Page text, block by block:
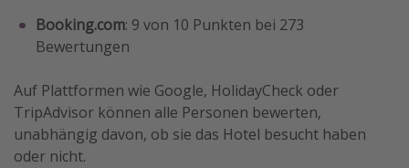
Booking.com: 9 von 10 Punkten bei 273
Bewertungen
Auf Plattformen wie Google, HolidayCheck oder
TripAdvisor können alle Personen bewerten,
unabhängig davon, ob sie das Hotel besucht haben
oder nicht.